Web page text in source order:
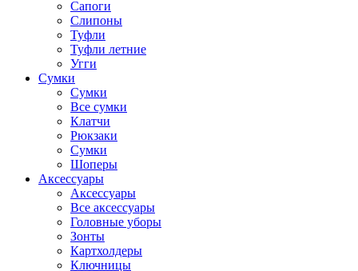
Сапоги
Слипоны
Туфли
Туфли летние
Угги
Сумки
Сумки
Все сумки
Клатчи
Рюкзаки
Сумки
Шоперы
Аксессуары
Аксессуары
Все аксессуары
Головные уборы
Зонты
Картхолдеры
Ключницы